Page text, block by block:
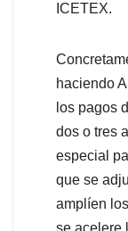
ICETEX.
haciendo
los pagos
dos o tres
especial
que se
amplíen
se acelere